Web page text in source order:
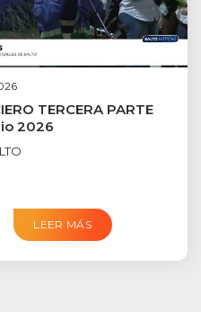
TERCERA PARTE
2026
LEER MÁS